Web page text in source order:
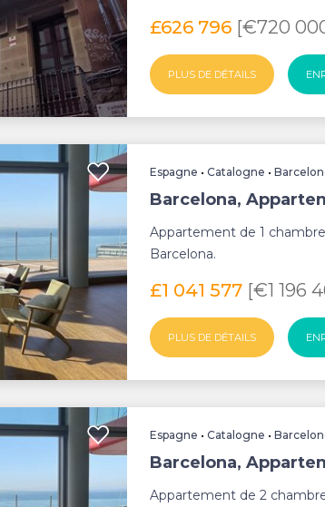
£626 796 [€720
PLUS DE DÉTAILS
Espagne •Catalogne •
Barcelona,
Appartement de 1
Barcelona.
£1 041 577 [€1 196
PLUS DE DÉTAILS
Espagne •Catalogne •
Barcelona,
Appartement de 2